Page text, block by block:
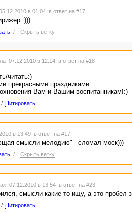
в 01:04 в ответ на #17
:)))
/ Скрыть ветку
07.12.2010 в 12:14 в ответ на #18
читать:)
прекрасными праздниками.
Вам и Вашим воспитанникам!:)
/ Цитировать
в 13:49 в ответ на #17
смысли мелодию" - сломал моск)))
/ Скрыть ветку
07.12.2010 в 13:54 в ответ на #23
смысли какие-то ищу, а это пробел
/ Цитировать